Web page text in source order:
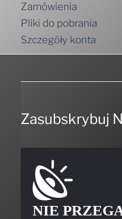
Zamówienia
Pliki do pobrania
Szczegóły konta
Zasubskrybuj
NIE